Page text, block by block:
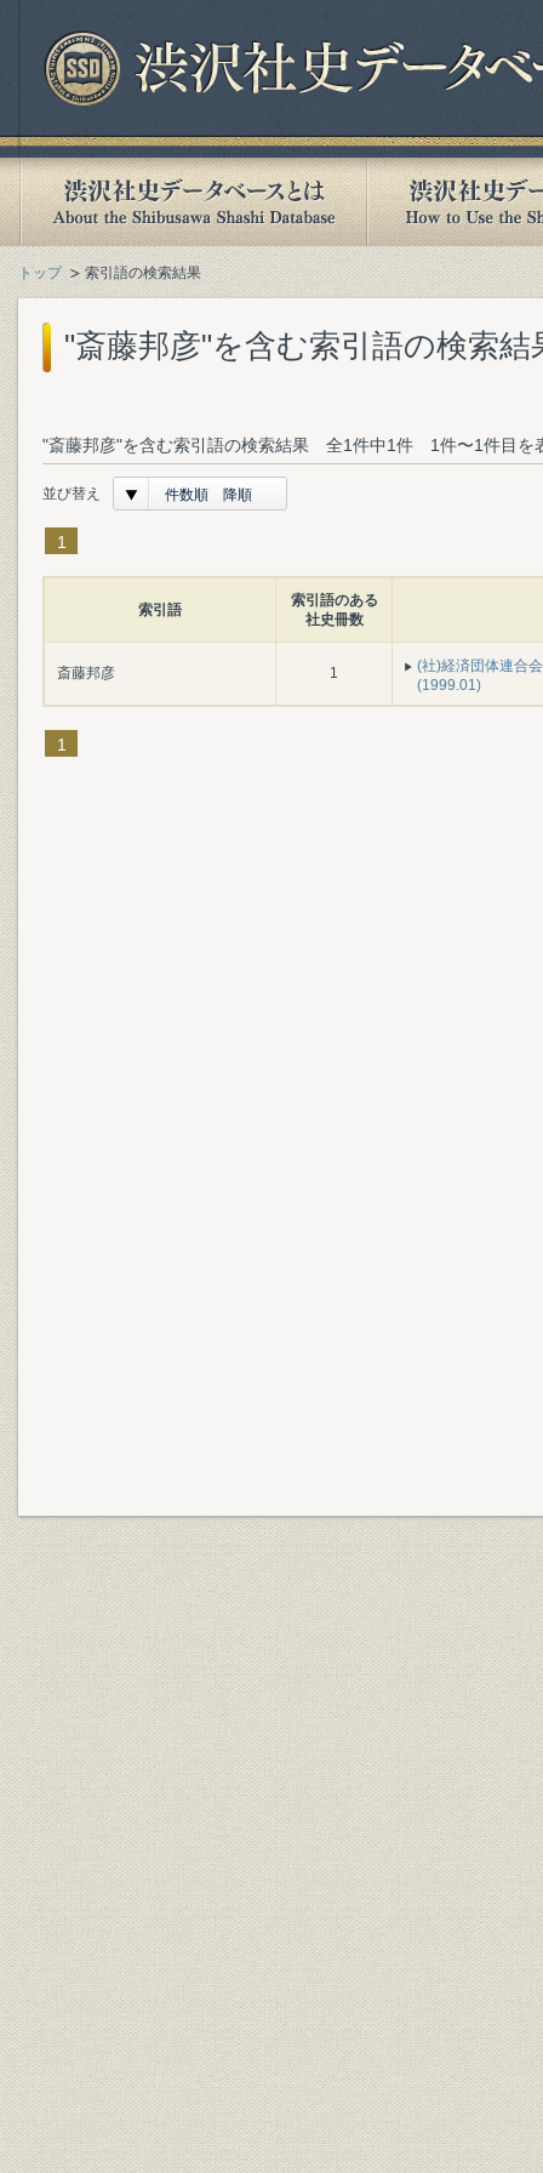
トップ 索引語の検索結果
"斎藤邦彦"を含む索引語の検索結
"斎藤邦彦"を含む索引語の検索結果 全1件中1件 1件〜1件目を
並び替え 件数順 降順
1
索引語
索引語のある
社史冊数
斎藤邦彦 1
(社)経済団体連合
(1999.01)
1